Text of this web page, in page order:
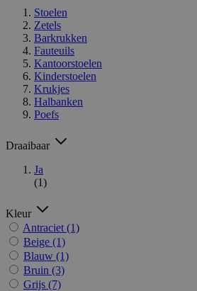
Stoelen
Zetels
Barkrukken
Fauteuils
Kantoorstoelen
Kinderstoelen
Krukjes
Halbanken
Poefs
Draaibaar
Ja
(1)
Kleur
Antraciet (1)
Beige (1)
Blauw (1)
Bruin (3)
Grijs (7)